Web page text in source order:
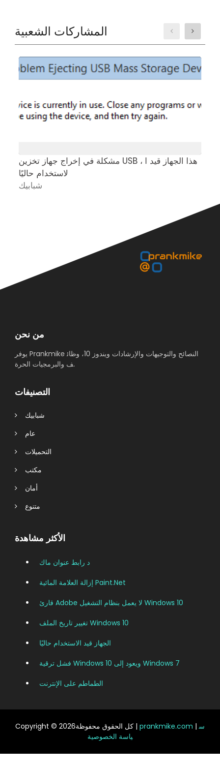
المشاركات الشعبية
مشكلة في إخراج جهاز تخزين USB ، هذا الجهاز قيد ا
لاستخدام حاليًا
شبابيك
من نحن
يوفر Prankmike النصائح والتوجيهات والإرشادات ويندوز 10، وظائ
ف والبرمجيات الحرة.
التصنيفات
شبابيك
عام
التحميلات
مكتب
أمان
متنوع
الأكثر مشاهدة
د رابط عنوان ماك
إزالة العلامة المائية Paint.net
قارئ Adobe لا يعمل بنظام التشغيل Windows 10
تغيير تاريخ الملف Windows 10
الجهاز قيد الاستخدام حاليًا
فشل ترقية Windows 10 ويعود إلى Windows 7
الطماطم على الإنترنت
Copyright © 2026كل الحقوق محفوظة | prankmike.com |س
ياسة الخصوصية